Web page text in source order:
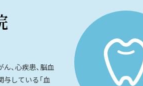
、心疾患、脳血
している「血